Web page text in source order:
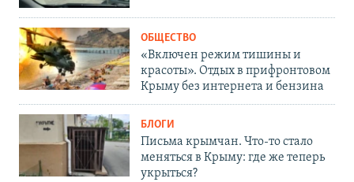
ОБЩЕСТВО
«Включен режим тишины и
красоты». Отдых в прифронтовом
Крыму без интернета и бензина
БЛОГИ
Письма крымчан. Что-то стало
меняться в Крыму: где же теперь
укрыться?